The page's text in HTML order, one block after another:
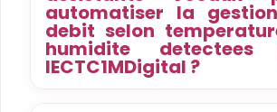
automatiser la
debit selon
humidite detectees
lECTC1MDigital ?